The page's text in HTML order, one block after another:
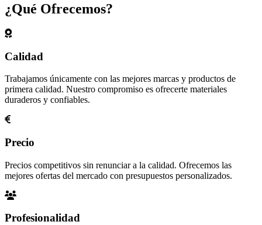
¿Qué Ofrecemos?
Calidad
Trabajamos únicamente con las mejores marcas y productos de
primera calidad. Nuestro compromiso es ofrecerte materiales
duraderos y confiables.
Precio
Precios competitivos sin renunciar a la calidad. Ofrecemos las
mejores ofertas del mercado con presupuestos personalizados.
Profesionalidad